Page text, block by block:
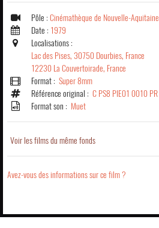
Pôle : Cinémathèque de Nouvelle-Aquitaine
Date : 1979
Localisations :
Lac des Pises, 30750 Dourbies, France
12230 La Couvertoirade, France
Format : Super 8mm
Référence original : C PS8 PIE01 0010 PR
Format son : Muet
Voir les films du même fonds
Avez-vous des informations sur ce film ?